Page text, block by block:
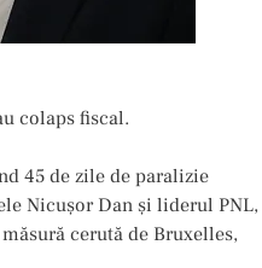
colaps fiscal.
45 de zile de paralizie
Nicușor Dan și liderul PNL,
cerută de Bruxelles,